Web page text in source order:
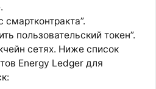
смартконтракта”.
пользовательский токен”.
сетях. Ниже список
Energy Ledger для